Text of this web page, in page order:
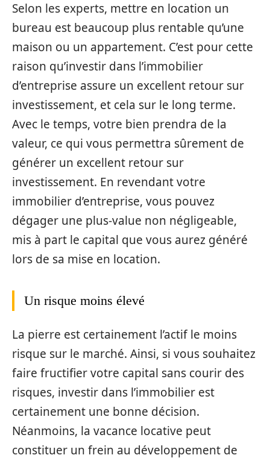
Selon les experts, mettre en location un
bureau est beaucoup plus rentable qu’une
maison ou un appartement. C’est pour cette
raison qu’investir dans l’immobilier
d’entreprise assure un excellent retour sur
investissement, et cela sur le long terme.
Avec le temps, votre bien prendra de la
valeur, ce qui vous permettra sûrement de
générer un excellent retour sur
investissement. En revendant votre
immobilier d’entreprise, vous pouvez
dégager une plus-value non négligeable,
mis à part le capital que vous aurez généré
lors de sa mise en location.
Un risque moins élevé
La pierre est certainement l’actif le moins
risque sur le marché. Ainsi, si vous souhaitez
faire fructifier votre capital sans courir des
risques, investir dans l’immobilier est
certainement une bonne décision.
Néanmoins, la vacance locative peut
constituer un frein au développement de